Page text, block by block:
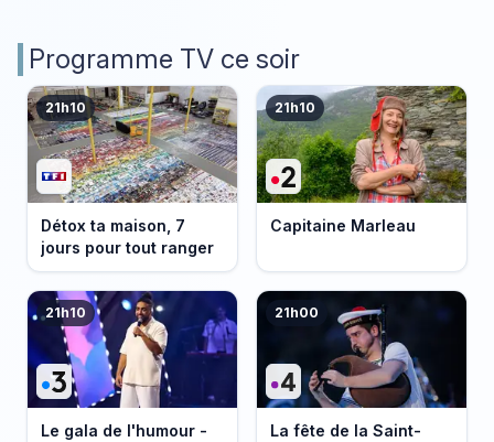
Programme TV ce soir
21h10
Détox ta maison, 7
jours pour tout ranger
21h10
Capitaine Marleau
21h10
Le gala de l'humour -
21h00
La fête de la Saint-